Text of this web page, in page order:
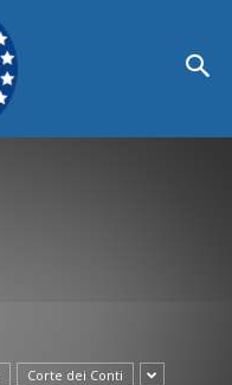
Corte dei Conti